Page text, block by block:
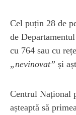
Cel puțin 28 de
de
cu 764 sau cu
„nevinovat” și
Centrul Național
așteaptă să